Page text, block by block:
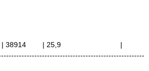
| 38914 | 25,9
|